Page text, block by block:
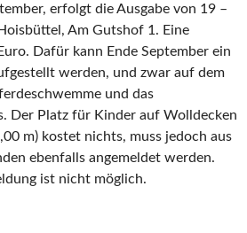
erfolgt die Ausgabe von 19 –
Am Gutshof 1. Eine
Dafür kann Ende September ein
werden, und zwar auf dem
und das
Der Platz für Kinder auf Wolldecken
m) kostet nichts, muss jedoch aus
ebenfalls angemeldet werden.
ist nicht möglich.